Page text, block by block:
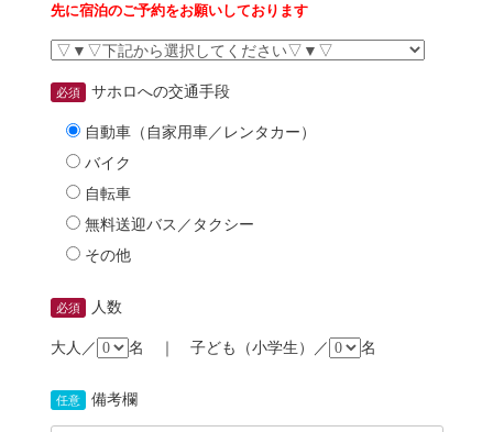
先に宿泊のご予約をお願いしております
必須 サホロへの交通手段
自動車（自家用車／レンタカー）
バイク
自転車
無料送迎バス／タクシー
その他
必須 人数
大人／ 名 ｜ 子ども（小学生）／ 名
任意 備考欄